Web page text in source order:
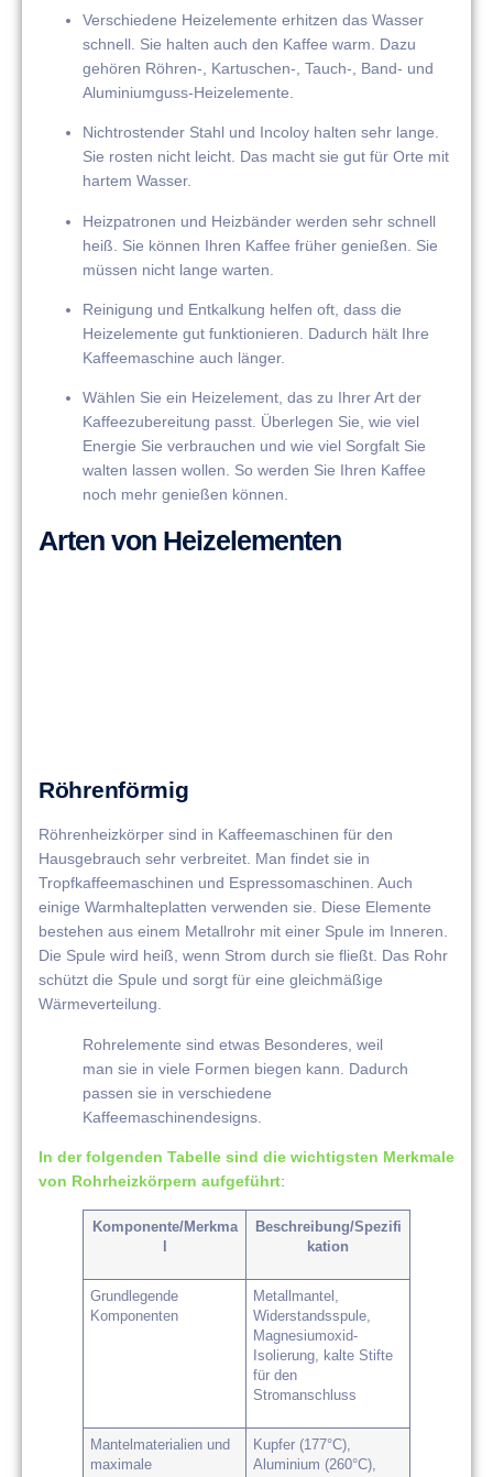
Verschiedene Heizelemente erhitzen das Wasser
schnell. Sie halten auch den Kaffee warm. Dazu
gehören Röhren-, Kartuschen-, Tauch-, Band- und
Aluminiumguss-Heizelemente.
Nichtrostender Stahl und Incoloy halten sehr lange.
Sie rosten nicht leicht. Das macht sie gut für Orte mit
hartem Wasser.
Heizpatronen und Heizbänder werden sehr schnell
heiß. Sie können Ihren Kaffee früher genießen. Sie
müssen nicht lange warten.
Reinigung und Entkalkung helfen oft, dass die
Heizelemente gut funktionieren. Dadurch hält Ihre
Kaffeemaschine auch länger.
Wählen Sie ein Heizelement, das zu Ihrer Art der
Kaffeezubereitung passt. Überlegen Sie, wie viel
Energie Sie verbrauchen und wie viel Sorgfalt Sie
walten lassen wollen. So werden Sie Ihren Kaffee
noch mehr genießen können.
Arten von Heizelementen
Röhrenförmig
Röhrenheizkörper sind in Kaffeemaschinen für den
Hausgebrauch sehr verbreitet. Man findet sie in
Tropfkaffeemaschinen und Espressomaschinen. Auch
einige Warmhalteplatten verwenden sie. Diese Elemente
bestehen aus einem Metallrohr mit einer Spule im Inneren.
Die Spule wird heiß, wenn Strom durch sie fließt. Das Rohr
schützt die Spule und sorgt für eine gleichmäßige
Wärmeverteilung.
Rohrelemente sind etwas Besonderes, weil
man sie in viele Formen biegen kann. Dadurch
passen sie in verschiedene
Kaffeemaschinendesigns.
In der folgenden Tabelle sind die wichtigsten Merkmale
von Rohrheizkörpern aufgeführt:
Komponente/Merkma
Beschreibung/Spezifi
kation
Grundlegende
Komponenten
Metallmantel,
Widerstandsspule,
Magnesiumoxid-
Isolierung, kalte Stifte
für den
Stromanschluss
Mantelmaterialien und
maximale
Kupfer (177°C),
Aluminium (260°C),